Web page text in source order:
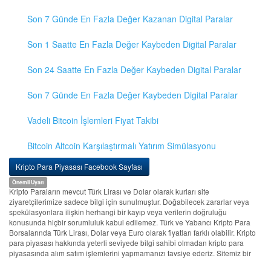
Son 7 Günde En Fazla Değer Kazanan Digital Paralar
Son 1 Saatte En Fazla Değer Kaybeden Digital Paralar
Son 24 Saatte En Fazla Değer Kaybeden Digital Paralar
Son 7 Günde En Fazla Değer Kaybeden Digital Paralar
Vadeli Bitcoin İşlemleri Fiyat Takibi
Bitcoin Altcoin Karşılaştırmalı Yatırım Simülasyonu
Kripto Para Piyasası Facebook Sayfası
Önemli Uyarı
Kripto Paraların mevcut Türk Lirası ve Dolar olarak kurları site
ziyaretçilerimize sadece bilgi için sunulmuştur. Doğabilecek zararlar veya
spekülasyonlara ilişkin herhangi bir kayıp veya verilerin doğruluğu
konusunda hiçbir sorumluluk kabul edilemez. Türk ve Yabancı Kripto Para
Borsalarında Türk Lirası, Dolar veya Euro olarak fiyatları farklı olabilir. Kripto
para piyasası hakkında yeterli seviyede bilgi sahibi olmadan kripto para
piyasasında alım satım işlemlerini yapmamanızı tavsiye ederiz. Sitemiz bir